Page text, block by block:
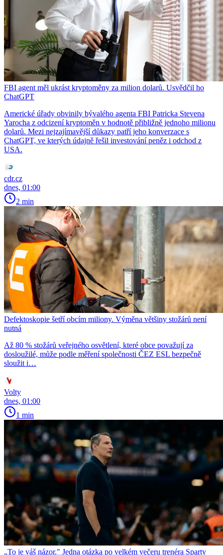
FBI agent měl ukrást kryptoměny za milion dolarů. Usvědčil ho
ChatGPT
Americké úřady obvinily bývalého agenta FBI Patricka Stevena
Yarocha z odcizení kryptoměn v hodnotě přibližně jednoho milionu
dolarů. Mezi nejzajímavější důkazy patří jeho konverzace s
ChatGPT, ve kterých údajně řešil investování peněz i odchod z
USA.
cdr.cz
dnes, 01:00
2 min
Defektoskopie šetří obcím miliony. Výměna většiny stožárů není
nutná
Až 80 % stožárů veřejného osvětlení, které obce považují za
dosloužilé, může podle měření společnosti ČEZ ESL bezpečně
sloužit i…
Volty
dnes, 01:00
1 min
„To je váš názor." Jedna otázka po velkém večeru trenéra Sparty